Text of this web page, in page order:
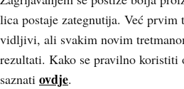
lica postaje zategnutija. Već prvim
vidljivi, ali svakim novim
rezultati. Kako se pravilno koristiti
saznati ovdje.